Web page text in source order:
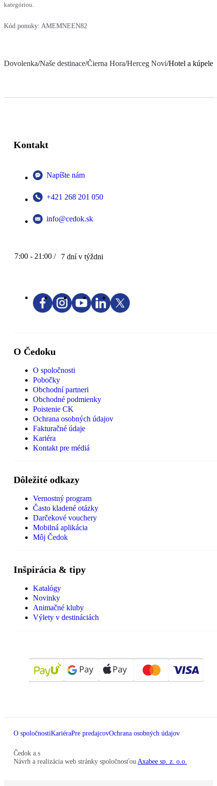
kategóriou.
Kód ponuky: AMEMNEEN82
Dovolenka/Naše destinace/Čierna Hora/Herceg Novi/Hotel a kúpele
Kontakt
Napíšte nám
+421 268 201 050
info@cedok.sk
7:00 - 21:00 / 7 dní v týždni
O Čedoku
O spoločnosti
Pobočky
Obchodní partneri
Obchodné podmienky
Poistenie CK
Ochrana osobných údajov
Fakturačné údaje
Kariéra
Kontakt pre médiá
Dôležité odkazy
Vernostný program
Často kladené otázky
Darčekové vouchery
Mobilná aplikácia
Môj Čedok
Inšpirácia & tipy
Katalógy
Novinky
Animačné kluby
Výlety v destináciách
O spoločnostiKariéraPre predajcovOchrana osobných údajov
Čedok a.s
Návrh a realizácia web stránky spoločnosťou Axabee sp. z. o.o.